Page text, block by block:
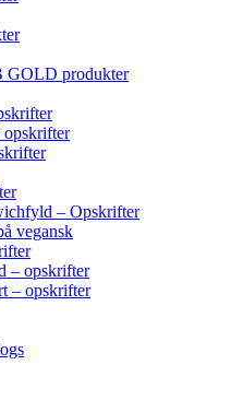
GOLD produkter
opskrifter
– Opskrifter
vegansk
– opskrifter
– opskrifter